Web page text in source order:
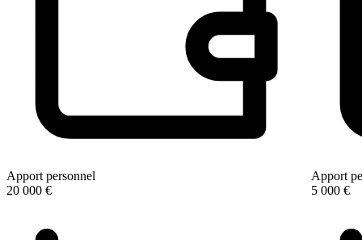
Apport personnel
20 000 €
Apport
5 000 €